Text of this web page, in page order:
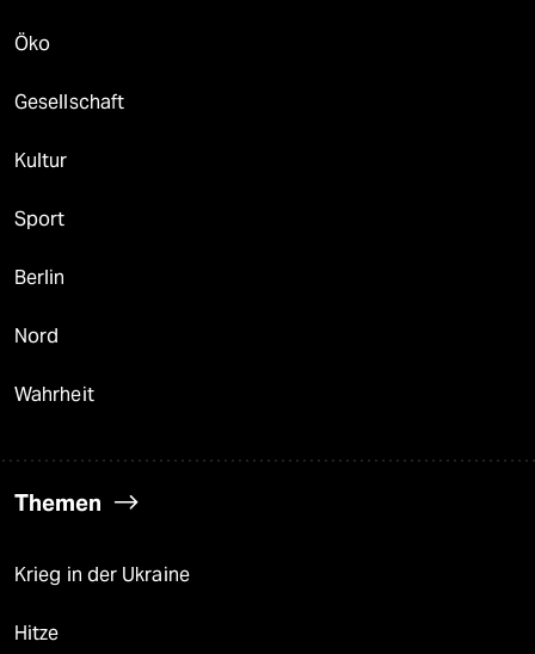
Öko
Gesellschaft
Kultur
Sport
Berlin
Nord
Wahrheit
Themen
Krieg in der Ukraine
Hitze